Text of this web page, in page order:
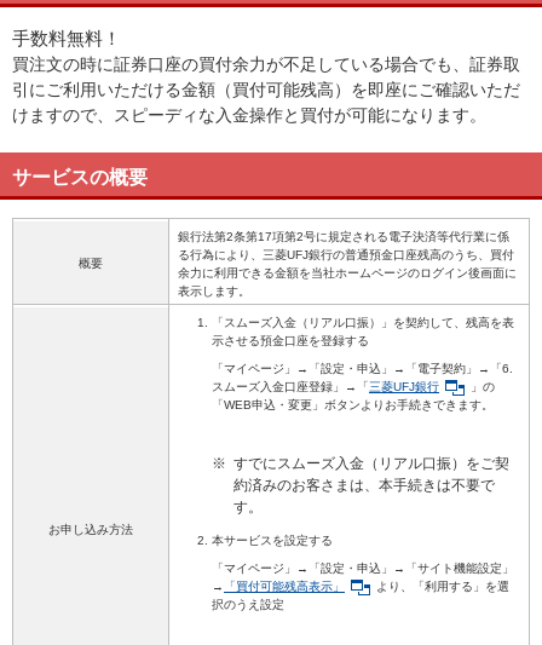
手数料無料！
買注文の時に証券口座の買付余力が不足している場合でも、証券取
引にご利用いただける金額（買付可能残高）を即座にご確認いただ
けますので、スピーディな入金操作と買付が可能になります。
サービスの概要
概要
銀行法第2条第17項第2号に規定される電子決済等代行業に係
る行為により、三菱UFJ銀行の普通預金口座残高のうち、買付
余力に利用できる金額を当社ホームページのログイン後画面に
表示します。
お申し込み方法
「スムーズ入金（リアル口振）」を契約して、残高を表
示させる預金口座を登録する
「マイページ」→「設定・申込」→「電子契約」→「6.
スムーズ入金口座登録」→「三菱UFJ銀行
」の
「WEB申込・変更」ボタンよりお手続きできます。
※ すでにスムーズ入金（リアル口振）をご契
約済みのお客さまは、本手続きは不要で
す。
本サービスを設定する
「マイページ」→「設定・申込」→「サイト機能設定」
→
「買付可能残高表示」
より、「利用する」を選
択のうえ設定